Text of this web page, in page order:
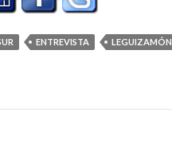
ENTREVISTA
LEGUIZAMÓN